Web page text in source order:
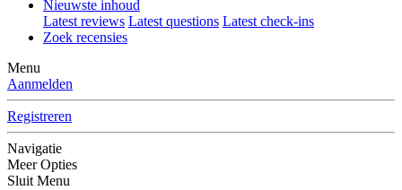
Nieuwste inhoud
Latest reviews Latest questions Latest check-ins
Zoek recensies
Menu
Aanmelden
Registreren
Navigatie
Meer Opties
Sluit Menu